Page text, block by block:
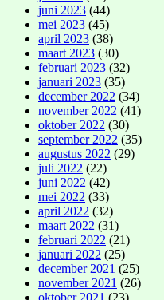
juni 2023 (44)
mei 2023 (45)
april 2023 (38)
maart 2023 (30)
februari 2023 (32)
januari 2023 (35)
december 2022 (34)
november 2022 (41)
oktober 2022 (30)
september 2022 (35)
augustus 2022 (29)
juli 2022 (22)
juni 2022 (42)
mei 2022 (33)
april 2022 (32)
maart 2022 (31)
februari 2022 (21)
januari 2022 (25)
december 2021 (25)
november 2021 (26)
oktober 2021 (23)